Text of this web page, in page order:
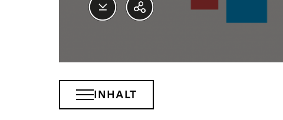
Datei
herunterladen
Teilen
Optionen
INHALTSNAVIGATION
ÖFFNEN
INHALT